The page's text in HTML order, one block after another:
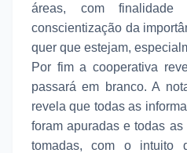
áreas, com
conscientização da
quer que estejam,
Por fim a cooperativa
passará em branco. A
revela que todas as
foram apuradas e todas
tomadas, com o intuito